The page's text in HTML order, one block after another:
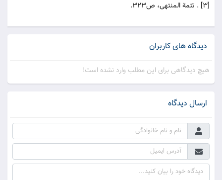
[3] . تتمة المنتهی، ص323.
دیدگاه های کاربران
هیچ دیدگاهی برای این مطلب وارد نشده است!
ارسال دیدگاه